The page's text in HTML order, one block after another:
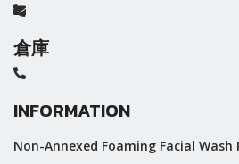
倉庫
INFORMATION
Non-Annexed Foaming Facial Wash